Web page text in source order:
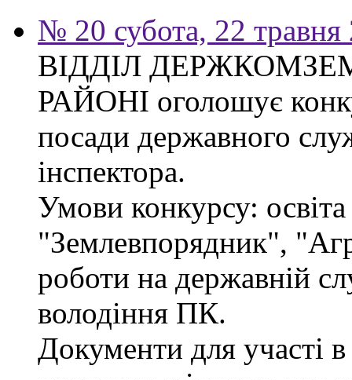
№ 20 субота, 22 травня
ВІДДІЛ
РАЙОНІ оголошує
посади державного
інспектора.
Умови конкурсу:
"Землевпорядник",
роботи на державній
володіння ПК.
Документи для участі